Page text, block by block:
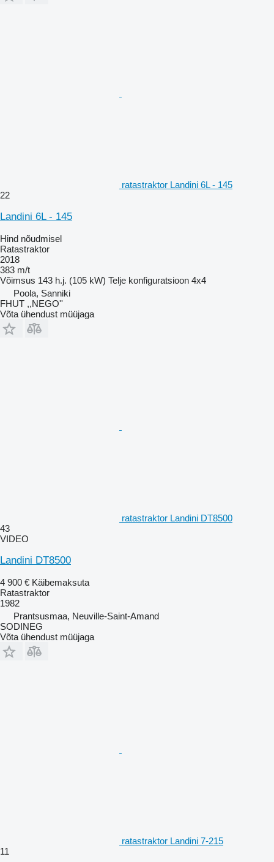
ratastraktor Landini 6L - 145
22
Landini 6L - 145
Hind nõudmisel
Ratastraktor
2018
383 m/t
Võimsus 143 h.j. (105 kW) Telje konfiguratsioon 4x4
Poola, Sanniki
FHUT ,,NEGO''
Võta ühendust müüjaga
ratastraktor Landini DT8500
43
VIDEO
Landini DT8500
4 900 € Käibemaksuta
Ratastraktor
1982
Prantsusmaa, Neuville-Saint-Amand
SODINEG
Võta ühendust müüjaga
ratastraktor Landini 7-215
11